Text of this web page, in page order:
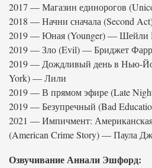
2017 — Магазин единорогов
2018 — Начни сначала (Second
2019 — Юная (Younger) — Шейли
2019 — Зло (Evil) — Бриджет
2019 — Дождливый день в Нью-
York) — Лили
2019 — В прямом эфире (Late
2019 — Безупречный (Bad
2021 — Импичмент:
(American Crime Story) — Паула
Озвучивание Аннали Эшфорд: